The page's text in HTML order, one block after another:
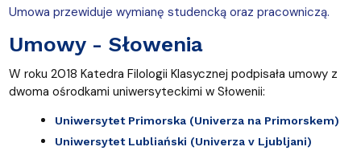
Umowa przewiduje wymianę studencką oraz pracowniczą.
Umowy - Słowenia
W roku 2018 Katedra Filologii Klasycznej podpisała umowy z
dwoma ośrodkami uniwersyteckimi w Słowenii:
Uniwersytet Primorska (Univerza na Primorskem)
Uniwersytet Lubliański (Univerza v Ljubljani)